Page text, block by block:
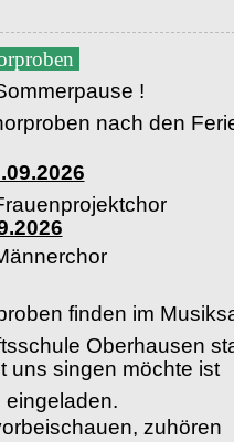
!
nach den
finden im
Oberhausen
uns singen möchte ist
eingeladen.
zuhören